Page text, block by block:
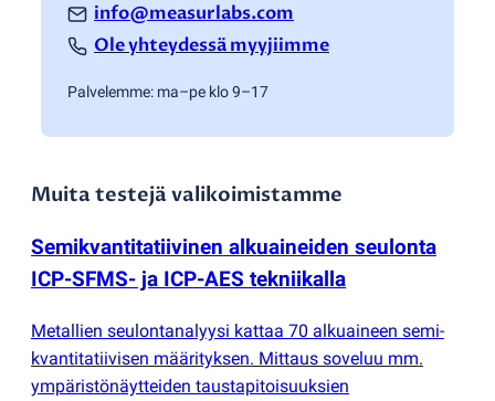
info@measurlabs.com
Ole yhteydessä myyjiimme
Palvelemme: ma–pe klo 9–17
Muita testejä valikoimistamme
Semikvantitatiivinen alkuaineiden seulonta
ICP-SFMS- ja ICP-AES tekniikalla
Metallien seulontanalyysi kattaa 70 alkuaineen semi-
kvantitatiivisen määrityksen. Mittaus soveluu mm.
ympäristönäytteiden taustapitoisuuksien